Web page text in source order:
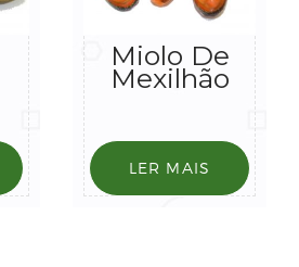
Miolo De
Mexilhão
LER MAIS